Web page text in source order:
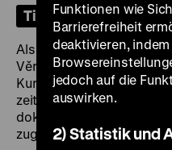
Tickets
Als eine
Věra Chytilová bereits
Kurzfilmen: Sie setzt sich
zeitgenössischen Film ab,
dokumentarisch
zugleich für Experimente
Funktionen wie
Barrierefreiheit
deaktivieren, indem
jedoch auf die
auswirken.
2) Statistik und